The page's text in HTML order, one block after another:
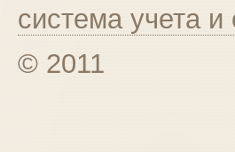
система учета
© 2011